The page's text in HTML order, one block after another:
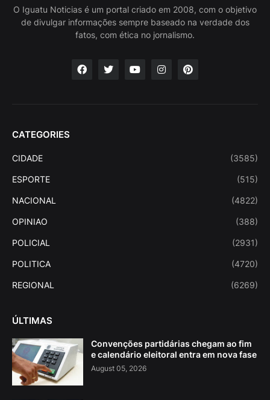
O Iguatu Noticias é um portal criado em 2008, com o objetivo
de divulgar informações sempre baseado na verdade dos
fatos, com ética no jornalismo.
CATEGORIES
CIDADE (3585)
ESPORTE (515)
NACIONAL (4822)
OPINIAO (388)
POLICIAL (2931)
POLITICA (4720)
REGIONAL (6269)
ÚLTIMAS
Convenções partidárias chegam ao fim
e calendário eleitoral entra em nova fase
August 05, 2026